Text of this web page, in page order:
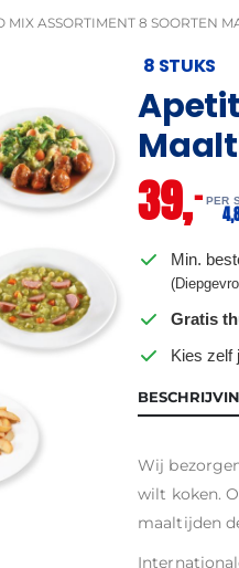
MIX ASSORTIMENT 8 SOORTEN
8 STUKS
39,– PER
4,
Min.
Gratis
Kies zelf
Wij
wilt koken.
maaltijden